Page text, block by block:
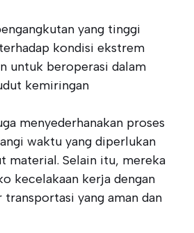
yang tinggi
kondisi ekstrem
untuk beroperasi dalam
kemiringan
menyederhanakan proses
waktu yang diperlukan
material. Selain itu, mereka
kecelakaan kerja dengan
yang aman dan